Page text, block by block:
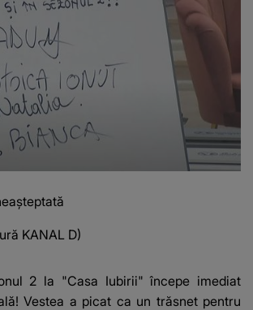
KANAL D)
2 la "Casa Iubirii" începe imediat
Vestea a picat ca un trăsnet pentru